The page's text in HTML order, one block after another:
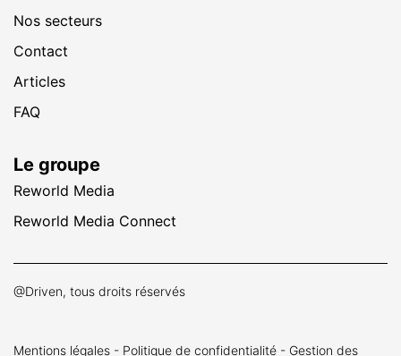
Nos secteurs
Contact
Articles
FAQ
Le groupe
Reworld Media
Reworld Media Connect
@Driven, tous droits réservés
Mentions légales - Politique de confidentialité - Gestion des